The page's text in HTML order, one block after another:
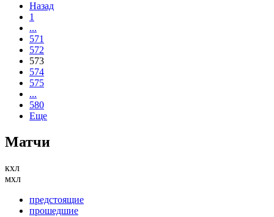
Назад
1
...
571
572
573
574
575
...
580
Еще
Матчи
кхл
мхл
предстоящие
прошедшие